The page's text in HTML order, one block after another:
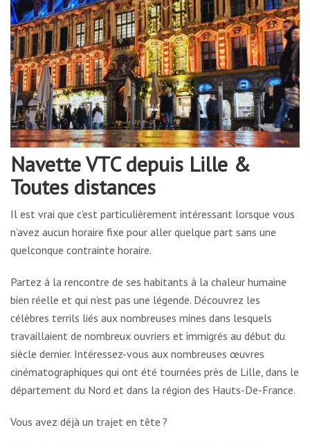
Navette VTC depuis Lille &
Toutes distances
Il est vrai que c’est particulièrement intéressant lorsque vous
n’avez aucun horaire fixe pour aller quelque part sans une
quelconque contrainte horaire.
Partez à la rencontre de ses habitants à la chaleur humaine
bien réelle et qui n’est pas une légende. Découvrez les
célèbres terrils liés aux nombreuses mines dans lesquels
travaillaient de nombreux ouvriers et immigrés au début du
siècle dernier. Intéressez-vous aux nombreuses œuvres
cinématographiques qui ont été tournées près de Lille, dans le
département du Nord et dans la région des Hauts-De-France.
Vous avez déjà un trajet en tête ?